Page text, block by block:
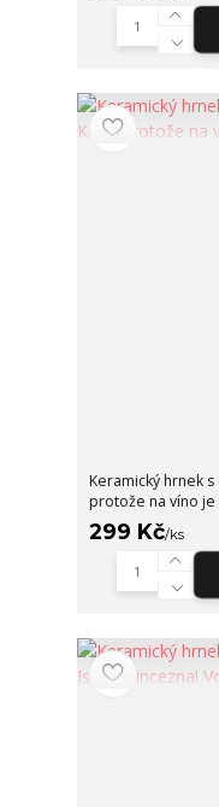
Keramický hrnek
protože na víno
299 Kč/ks